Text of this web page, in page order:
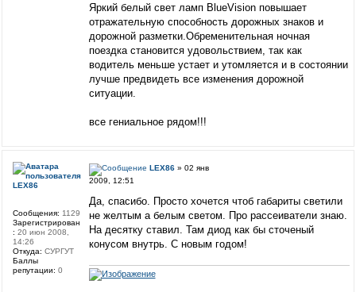
Яркий белый свет ламп BlueVision повышает
отражательную способность дорожных знаков и
дорожной разметки.Обременительная ночная
поездка становится удовольствием, так как
водитель меньше устает и утомляется и в состоянии
лучше предвидеть все изменения дорожной
ситуации.
все гeниальное рядом!!!
LEX86» 02 янв
2009, 12:51
Да, спасибо. Просто хочется чтоб габариты светили
не желтым а белым светом. Про рассеиватели знаю.
На десятку ставил. Там диод как бы сточеный
конусом внутрь. С новым годом!
LEX86
Сообщения: 1129
Зарегистрирован
: 20 июн 2008,
14:26
Откуда: СУРГУТ
Баллы
репутации: 0